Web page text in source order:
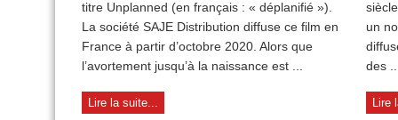
titre Unplanned (en français : « déplanifié »).
La société SAJE Distribution diffuse ce film en
France à partir d’octobre 2020. Alors que
l’avortement jusqu’à la naissance est ...
Lire la suite...
un
des
Lire